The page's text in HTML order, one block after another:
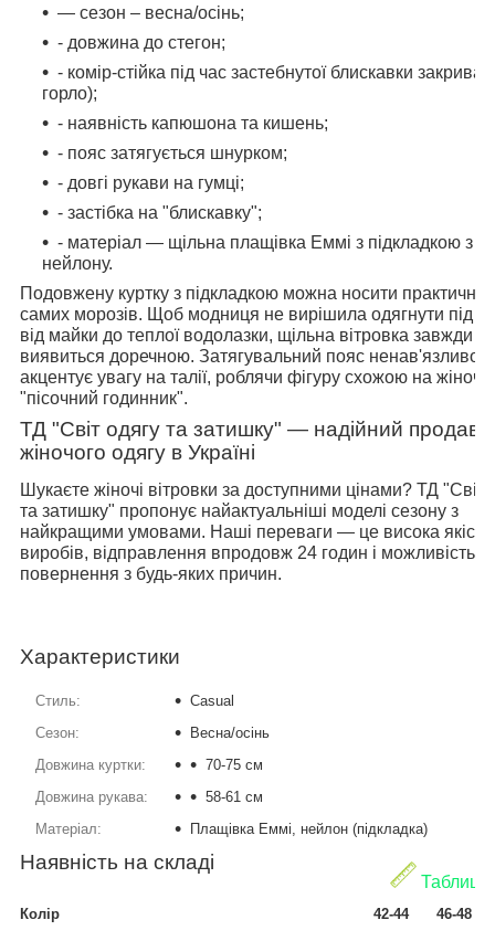
— сезон – весна/осінь;
- довжина до стегон;
- комір-стійка під час застебнутої блискавки закриває
горло);
- наявність капюшона та кишень;
- пояс затягується шнурком;
- довгі рукави на гумці;
- застібка на "блискавку";
- матеріал — щільна плащівка Еммі з підкладкою з
нейлону.
Подовжену куртку з підкладкою можна носити практично
самих морозів. Щоб модниця не вирішила одягнути під
від майки до теплої водолазки, щільна вітровка завжди
виявиться доречною. Затягувальний пояс ненав'язливо
акцентує увагу на талії, роблячи фігуру схожою на жіночні
"пісочний годинник".
ТД "Світ одягу та затишку" — надійний
жіночого одягу в Україні
Шукаєте жіночі вітровки за доступними цінами? ТД "Світ
та затишку" пропонує найактуальніші моделі сезону з
найкращими умовами. Наші переваги — це висока якість
виробів, відправлення впродовж 24 годин і можливість
повернення з будь-яких причин.
Характеристики
Стиль:
Casual
Сезон:
Весна/осінь
Довжина куртки:
70-75 см
Довжина рукава:
58-61 см
Матеріал:
Плащівка Еммі, нейлон (підкладка)
Таблиця
Наявність на складі
Колір 42-44 46-48